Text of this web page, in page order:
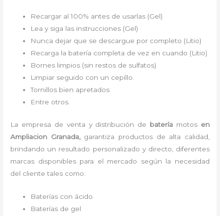
Recargar al 100% antes de usarlas (Gel)
Lea y siga las instrucciones (Gel)
Nunca dejar que se descargue por completo (Litio)
Recarga la batería completa de vez en cuando (Litio)
Bornes limpios (sin restos de sulfatos)
Limpiar seguido con un cepillo.
Tornillos bien apretados
Entre otros.
La empresa de venta y distribución de batería motos en
Ampliacion Granada, garantiza productos de alta calidad,
brindando un resultado personalizado y directo, diferentes
marcas disponibles para el mercado según la necesidad
del cliente tales como:
Baterías con ácido
Baterías de gel